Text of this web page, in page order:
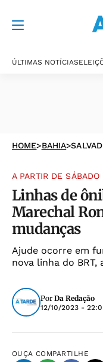
ÚLTIMAS NOTÍCIAS
HOME>BAHIA>
A PARTIR DE SÁBADO
Linhas de
Marechal
mudanças
Ajude ocorre em
nova linha do BRT,
Por Da Redação
12/10/2023 -
OUÇA COMPARTILHE